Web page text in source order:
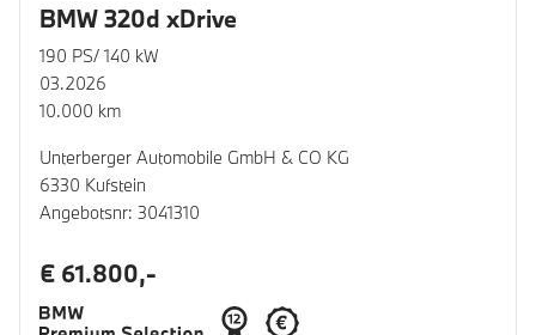
BMW 320d xDrive
190 PS/ 140 kW
03.2026
10.000 km
Unterberger Automobile GmbH & CO KG
6330 Kufstein
Angebotsnr: 3041310
€ 61.800,-